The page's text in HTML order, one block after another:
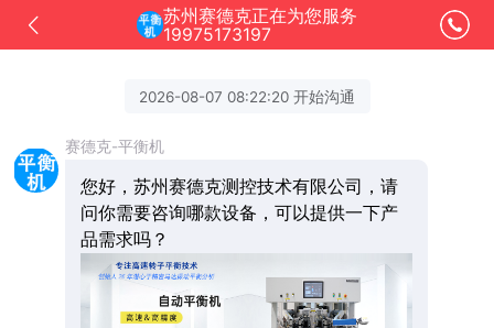
苏州赛德克正在为您服务
19975173197
2026-08-07 08:22:20 开始沟通
赛德克-平衡机
您好，苏州赛德克测控技术有限公司，请
问你需要咨询哪款设备，可以提供一下产
品需求吗？